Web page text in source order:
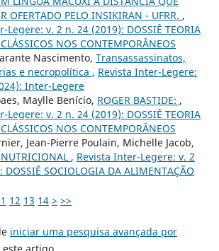
OFERTADO PELO INSIKIRAN - UFRR. ,
Legere: v. 2 n. 24 (2019): DOSSIÊ TEORIA
NOS CONTEMPORÂNEOS
Nascimento, Transassassinatos,
e necropolítica , Revista Inter-Legere:
Inter-Legere
Maylle Benício, ROGER BASTIDE: ,
Legere: v. 2 n. 24 (2019): DOSSIÊ TEORIA
NOS CONTEMPORÂNEOS
Jean-Pierre Poulain, Michelle Jacob,
, Revista Inter-Legere: v. 2
SOCIOLOGIA DA ALIMENTAÇÃO
12 13 14 > >>
iniciar uma pesquisa avançada por